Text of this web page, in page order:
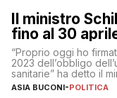
Il ministro
fino al 30
“Proprio oggi ho
2023 dell’obbligo
sanitarie” ha detto il
ASIA BUCONI-POLITICA